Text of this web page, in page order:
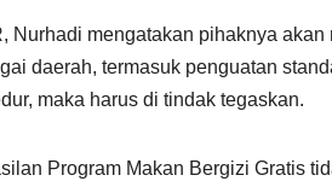
Nurhadi mengatakan pihaknya
daerah, termasuk penguatan
maka harus di tindak tegaskan.
Program Makan Bergizi Gratis